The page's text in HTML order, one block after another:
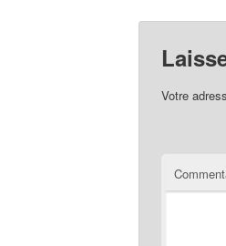
Votre